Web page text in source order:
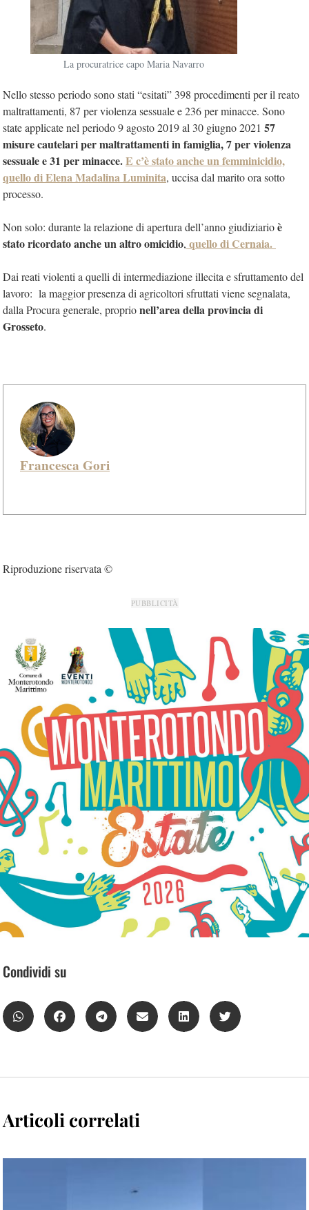
La procuratrice capo Maria Navarro
Nello stesso periodo sono stati “esitati” 398 procedimenti per il reato
maltrattamenti, 87 per violenza sessuale e 236 per minacce. Sono
state applicate nel periodo 9 agosto 2019 al 30 giugno 2021 57
misure cautelari per maltrattamenti in famiglia, 7 per violenza
sessuale e 31 per minacce.E c’è stato anche un femminicidio,
quello di Elena Madalina Luminita, uccisa dal marito ora sotto
processo.
Non solo: durante la relazione di apertura dell’anno giudiziarioè
stato ricordato anche un altro omicidio, quello di Cernaia.
Dai reati violenti a quelli di intermediazione illecita e sfruttamento del
lavoro: la maggior presenza di agricoltori sfruttati viene segnalata,
dalla Procura generale, proprionell’area della provincia di
Grosseto.
Francesca Gori
Riproduzione riservata ©
PUBBLICITÀ
Condividi su
Articoli correlati